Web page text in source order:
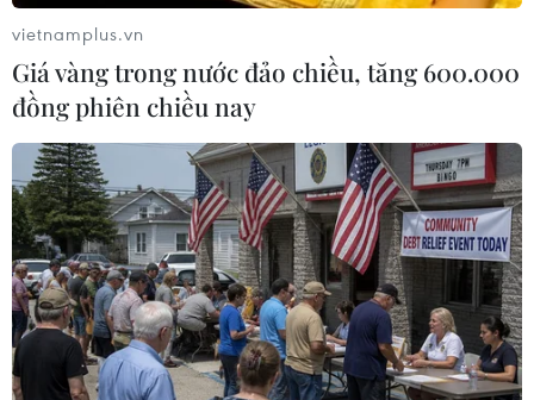
Khi những gói “nước vui” mang nhãn hiệu vô hại như
trà hay cà phê len lỏi vào đời sống giới trẻ, sự tỉnh táo
của gia đình, nhà trường và cơ quan quản lý càng trở
nên cấp thiết.
vietnamplus.vn
Giá vàng trong nước đảo chiều, tăng 600.000
đồng phiên chiều nay